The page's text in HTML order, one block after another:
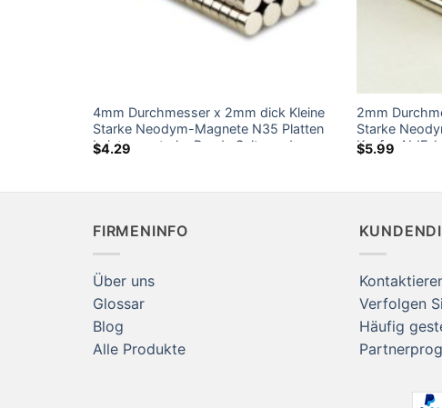
4mm Durchmesser x 2mm dick Kleine
Starke Neodym-Magnete N35 Platten
Leistungsstarke Runde Seltenerd-
$4.29
2mm
Starke
Kaufen NdFeb
$5.99
FIRMENINFO
Über uns
Glossar
Blog
Alle Produkte
Verfolgen
Häufig